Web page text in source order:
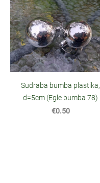
Sudraba bumba plastika,
d=5cm (Egle bumba 78)
€0.50